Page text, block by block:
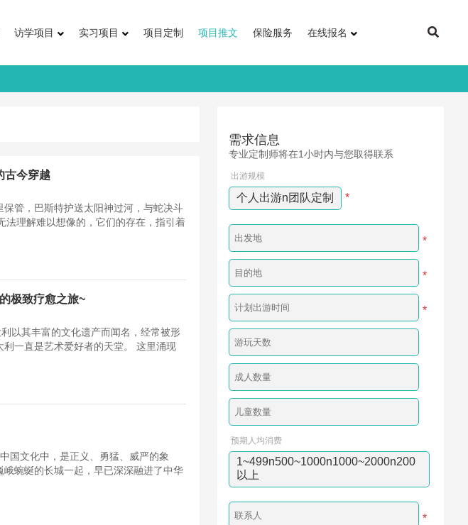
访学项目 实习项目 项目定制 项目推文 保险服务 在线报名
古今穿越
管，巴斯特护送太阳神过河，与蛇决斗
法理解难以想像的，它们的存在，指引着
极致疗愈之旅~
以其丰富的文化遗产而闻名，经常被形
一直是艺术爱好者的天堂。 这里涌现
国文化中，是正义、勇猛、威严的象
蜿蜒的长城一起，早已深深融进了中华
需求信息
专业定制师将在1小时内与您取得联系
出游规模
个人出游n团队定制 *
*
*
*
预期人均消费
1~499n500~1000n1000~2000n200
以上
*